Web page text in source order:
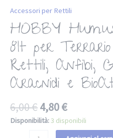
Accessori per Rettili
HOBBY
8lt per
Rettili, Anfibi,
Aracnidi e
6,00€4,80€
Disponibilità:3 disponibili